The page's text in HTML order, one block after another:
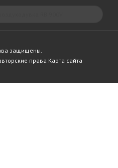
защищены.
права Карта сайта